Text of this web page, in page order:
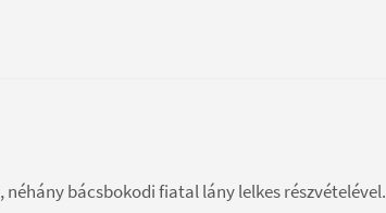
néhány bácsbokodi fiatal lány lelkes részvételével.